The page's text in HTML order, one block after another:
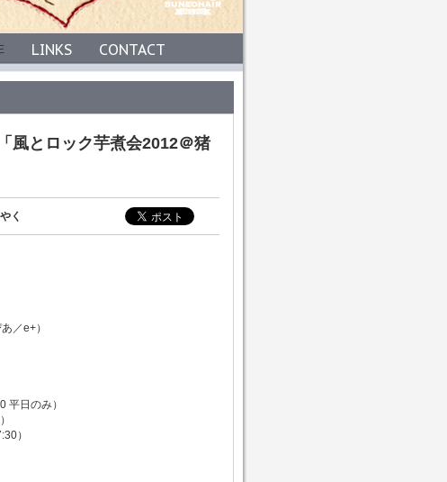
LINKS CONTACT
風とロック芋煮会2012＠猪
く
／e+）
平日のみ）
）